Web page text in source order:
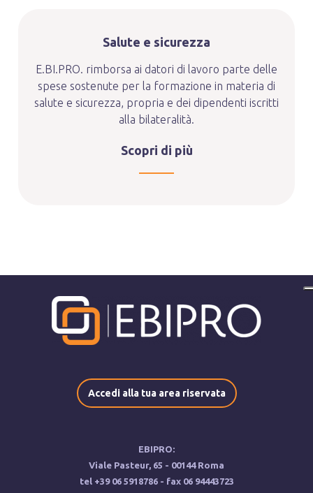
Salute e sicurezza
E.BI.PRO. rimborsa ai datori di lavoro parte delle
spese sostenute per la formazione in materia di
salute e sicurezza, propria e dei dipendenti iscritti
alla bilateralità.
Scopri di più
Accedi alla tua area riservata
EBIPRO:
Viale Pasteur, ‍65 - 00144 Roma
tel ‍+39 ‍06 5918786 - fax ‍06 94443723